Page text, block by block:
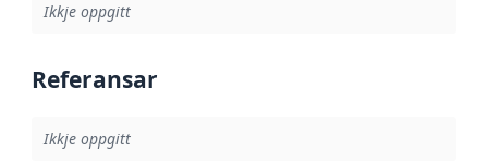
Ikkje oppgitt
Referansar
Ikkje oppgitt